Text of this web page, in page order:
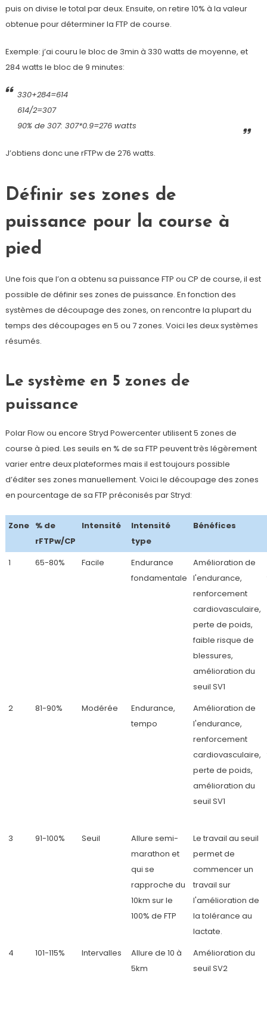
puis on divise le total par deux. Ensuite, on retire 10% à la valeur
obtenue pour déterminer la FTP de course.
Exemple: j’ai couru le bloc de 3min à 330 watts de moyenne, et
284 watts le bloc de 9 minutes:
330+284=614
614/2=307
90% de 307: 307*0.9=276 watts
J’obtiens donc une rFTPw de 276 watts.
Définir ses zones de
puissance pour la course à
pied
Une fois que l’on a obtenu sa puissance FTP ou CP de course, il est
possible de définir ses zones de puissance. En fonction des
systèmes de découpage des zones, on rencontre la plupart du
temps des découpages en 5 ou 7 zones. Voici les deux systèmes
résumés.
Le système en 5 zones de
puissance
Polar Flow ou encore Stryd Powercenter utilisent 5 zones de
course à pied. Les seuils en % de sa FTP peuvent très légèrement
varier entre deux plateformes mais il est toujours possible
d’éditer ses zones manuellement. Voici le découpage des zones
en pourcentage de sa FTP préconisés par Stryd:
Zone % de
rFTPw/CP
Intensité
Intensité
type
Bénéfices
1 65-80% Facile
Endurance
fondamentale
Amélioration de
l'endurance,
renforcement
cardiovasculaire,
perte de poids,
faible risque de
blessures,
amélioration du
seuil SV1
2 81-90% Modérée
Endurance,
tempo
Amélioration de
l'endurance,
renforcement
cardiovasculaire,
perte de poids,
amélioration du
seuil SV1
3
91-100% Seuil
Allure semi-
marathon et
qui se
rapproche du
10km sur le
100% de FTP
Le travail au seuil
permet de
commencer un
travail sur
l'amélioration de
la tolérance au
lactate.
4 101-115% Intervalles
Allure de 10 à
5km
Amélioration du
seuil SV2